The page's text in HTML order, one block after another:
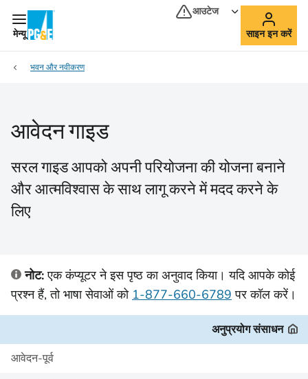
मेन्यू
आउटेज
साइन इन करें
भवन और नवीकरण
आवेदन गाइड
सरल गाइड आपको अपनी परियोजना की योजना बनाने
और आत्मविश्वास के साथ लागू करने में मदद करने के
लिए
नोट:एक कंप्यूटर ने इस पृष्ठ का अनुवाद किया। यदि आपके कोई
प्रश्न हैं, तो भाषा सेवाओं को 1-877-660-6789 पर कॉल करें।
अनुप्रयोग संसाधन
आवेदन-पूर्व